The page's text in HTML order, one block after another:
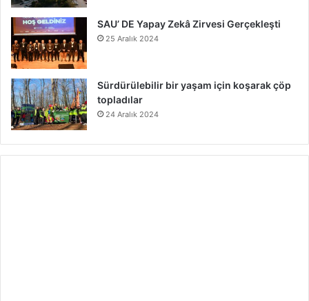
SAU’ DE Yapay Zekâ Zirvesi Gerçekleşti
25 Aralık 2024
Sürdürülebilir bir yaşam için koşarak çöp
topladılar
24 Aralık 2024